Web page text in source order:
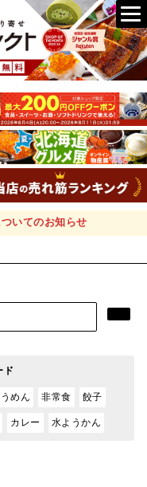
いてのお知らせ
ド
めん 非常食 餃子
カレー 水ようかん